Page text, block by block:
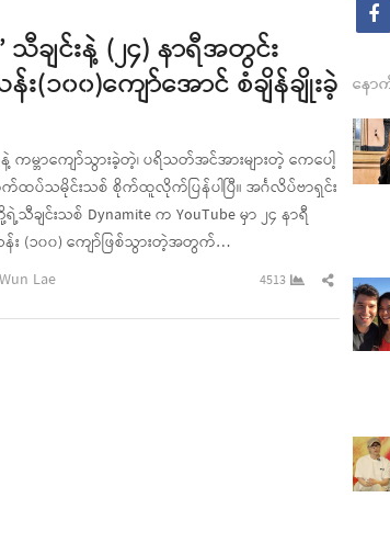
သီချင်းနဲ့ (၂၄) နာရီအတွင်း
(၁၀၀)ကျော်အောင် စံချိန်ချိုးခဲ့
ကမ္ဘာကျော်သွားခဲ့တဲ့၊ ပရိသတ်အင်အားများတဲ့ ကေပေါ့
ထပ်သမိုင်းသစ် စိုက်ထူလိုက်ပြန်ပါပြီ။ အင်္ဂလိပ်ဗာရှင်း
င်းသစ် Dynamite က YouTube မှာ ၂၄ နာရီ
(၁၀၀) ကျော်ဖြစ်သွားတဲ့အတွက်…
Author
Wun Lae 4513
Share
this
post
f
c
e
b
o
နော